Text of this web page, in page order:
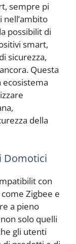
sempre pi
possibilit di
smart,
sicurezza,
Questa
della
Domotici
con
Zigbee e
a pieno
solo quelli
gli utenti